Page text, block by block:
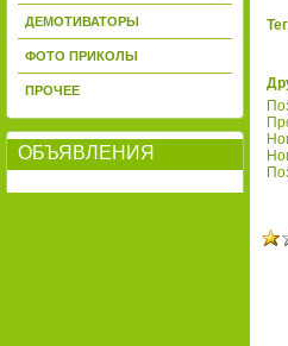
ДЕМОТИВАТОРЫ
ФОТО ПРИКОЛЫ
ПРОЧЕЕ
ОБЪЯВЛЕНИЯ